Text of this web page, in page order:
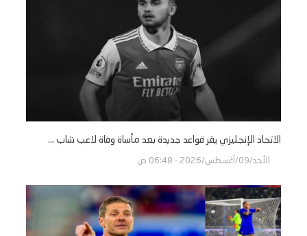
الاتحاد الإنجليزي يقر قواعد جديدة بعد مأساة وفاة لاعب شاب ...
الأحد/09/أغسطس/2026 - 06:48 ص